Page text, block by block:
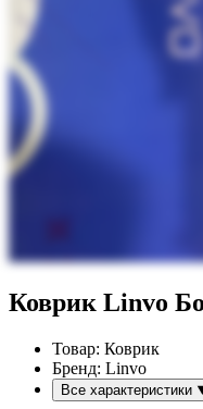
Коврик Linvo
Товар: Коврик
Бренд: Linvo
Все характеристики